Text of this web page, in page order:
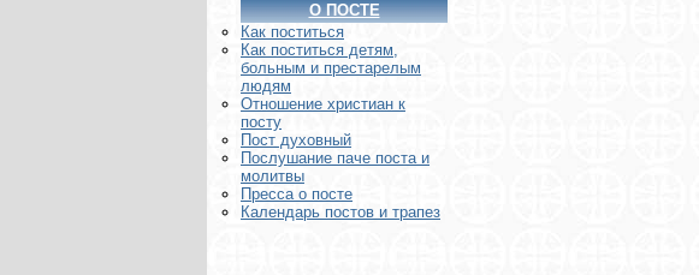
О ПОСТЕ
Как поститься
Как поститься детям,
больным и престарелым
людям
Отношение христиан к
посту
Пост духовный
Послушание паче поста и
молитвы
Пресса о посте
Календарь постов и трапез